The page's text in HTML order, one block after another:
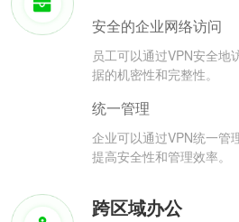
安全的企业网络访问
员工可以通过VPN安全地
据的机密性和完整性。
统一管理
企业可以通过VPN统一管
提高安全性和管理效率。
跨区域办公